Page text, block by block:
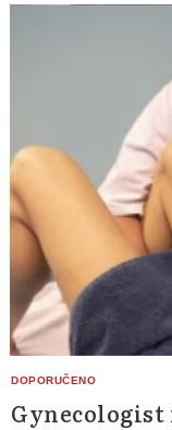
Gynecologist